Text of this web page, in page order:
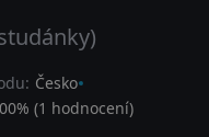
Česko
% (1 hodnocení)